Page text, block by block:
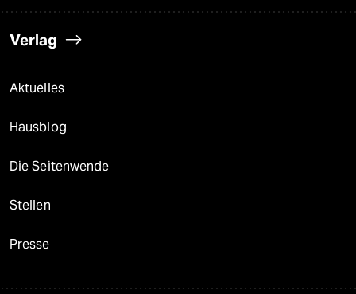
Verlag
Aktuelles
Hausblog
Die Seitenwende
Stellen
Presse